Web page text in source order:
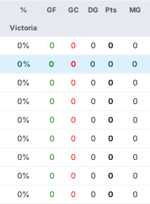
%
Victoria
GF GC DG Pts MG
0% 0 0 0 0
0
0% 0 0 0 0
0
0% 0 0 0 0
0
0% 0 0 0 0
0
0% 0 0 0 0
0
0% 0 0 0 0
0
0% 0 0 0 0
0
0% 0 0 0 0
0
0% 0 0 0 0
0